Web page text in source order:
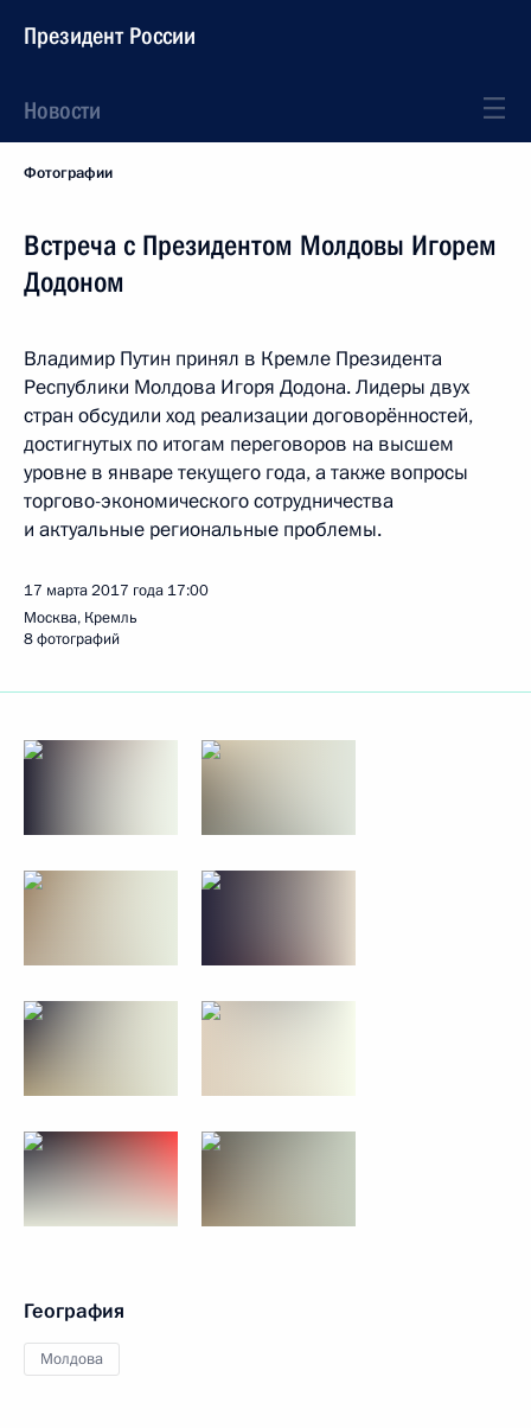
Президент России
Новости
Фотографии
Встреча с Президентом Молдовы Игорем
Додоном
Владимир Путин принял в Кремле Президента
Республики Молдова Игоря Додона. Лидеры двух
стран обсудили ход реализации договорённостей,
достигнутых по итогам переговоров на высшем
уровне в январе текущего года, а также вопросы
торгово-экономического сотрудничества
и актуальные региональные проблемы.
17 марта 2017 года 17:00
Москва, Кремль
8 фотографий
География
Молдова